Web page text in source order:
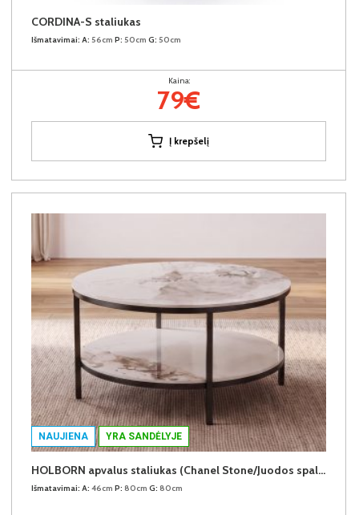
CORDINA-S staliukas
Išmatavimai: A: 56cm P: 50cm G: 50cm
Kaina:
79€
Į krepšelį
NAUJIENA YRA SANDĖLYJE
HOLBORN apvalus staliukas (Chanel Stone/Juodos spalvos kojos)
Išmatavimai: A: 46cm P: 80cm G: 80cm